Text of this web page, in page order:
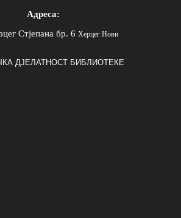
Адреса:
Стјепана бр. 6 Херцег Нови
ДЈЕЛАТНОСТ БИБЛИОТЕКЕ